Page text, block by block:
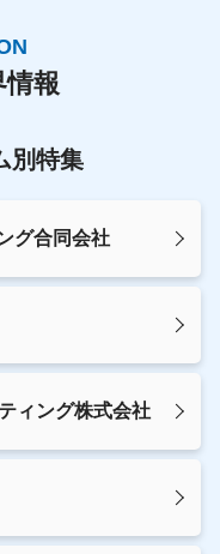
報
別特集
グ合同会社
ィング株式会社